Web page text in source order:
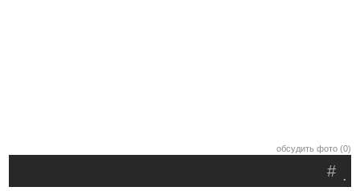
обсудить фото (0)
.
#